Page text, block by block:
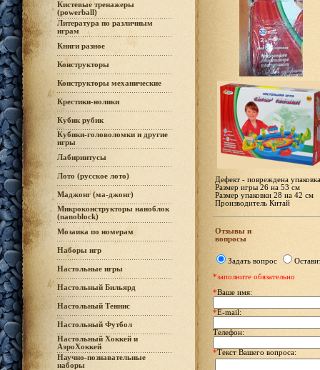
Кистевые тренажеры
(powerball)
Литература по различным
играм
Книги разное
Конструкторы
Конструкторы механические
Крестики-нолики
Кубик рубик
Кубики-головоломки и другие
игры
Лабиринтусы
Лото (русское лото)
Маджонг (ма-джонг)
Микроконструкторы наноблок
(nanoblock)
Мозаика по номерам
Наборы игр
Настольные игры
Настольный Бильярд
Настольный Теннис
Настольный Футбол
Настольный Хоккей и
АэроХоккей
Научно-познавательные
наборы
Дефект - повреждена
Размер игры 26 на 53 см
Размер упаковки 28 на 42 см
Производитель Китай
Отзывы и
вопросы
Задать вопрос
*заполните обязательно
*Ваше имя:
*E-mail:
Телефон:
*Текст Вашего вопроса: